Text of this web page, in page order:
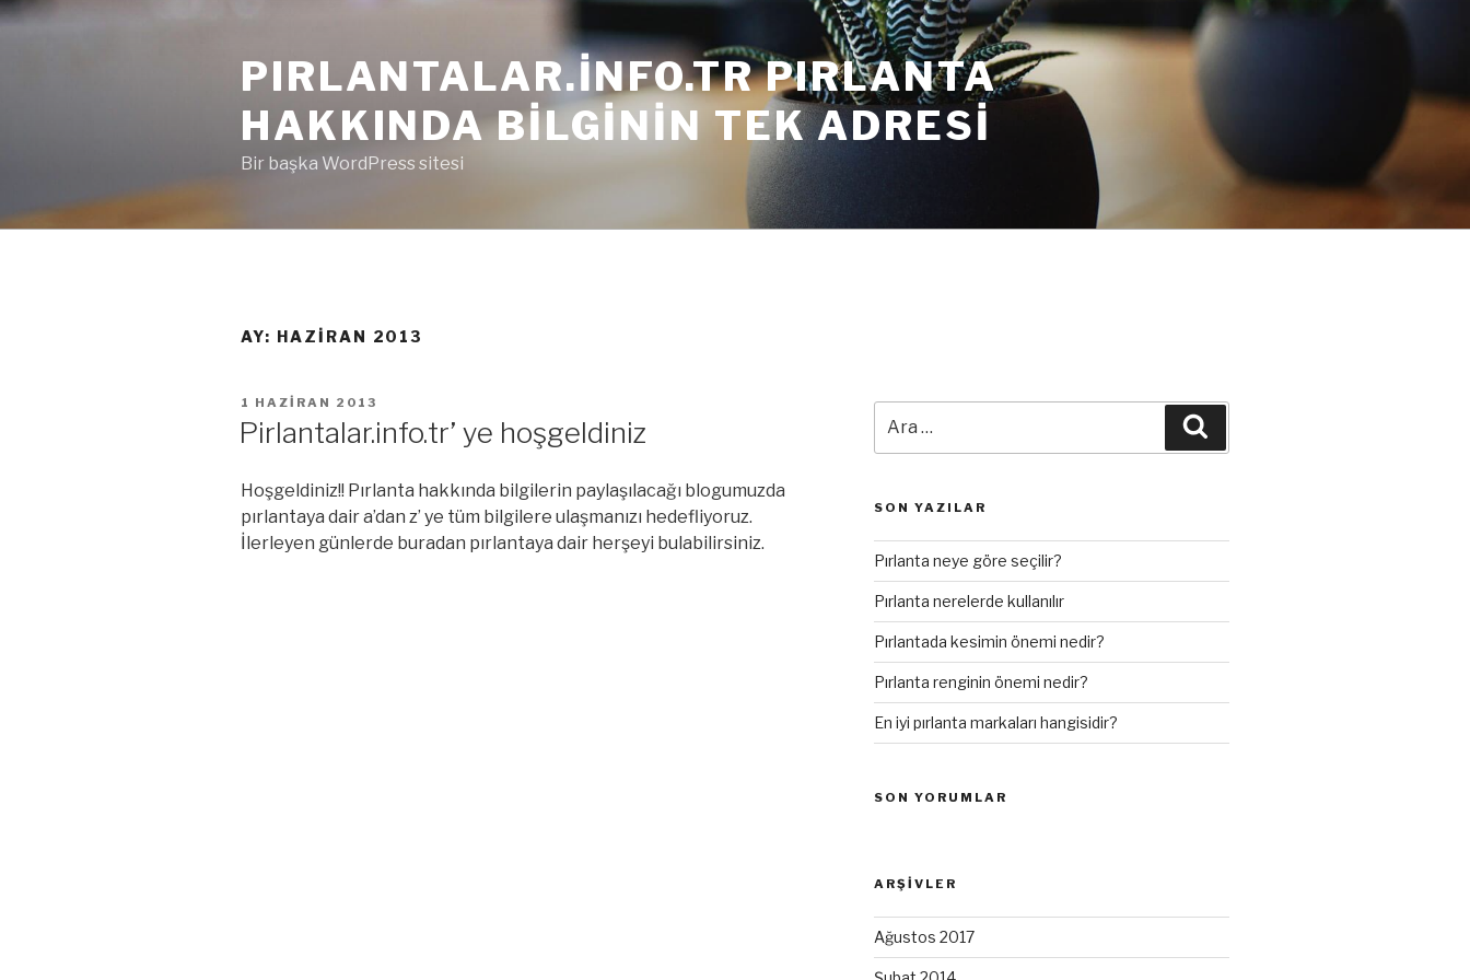
İçeriğe
PIRLANTALAR.INFO.TR PIRLANTA
HAKKINDA BILGININ TEK ADRESI
Bir başka WordPress sitesi
AY: HAZIRAN 2013
YAYIM
1 HAZIRAN 2013
Pirlantalar.info.tr’ ye hoşgeldiniz
Hoşgeldiniz!! Pırlanta hakkında bilgilerin paylaşılacağı blogumuzda
pırlantaya dair a’dan z’ ye tüm bilgilere ulaşmanızı hedefliyoruz.
İlerleyen günlerde buradan pırlantaya dair herşeyi bulabilirsiniz.
SON YAZILAR
Pırlanta neye göre seçilir?
Pırlanta nerelerde kullanılır
Pırlantada kesimin önemi nedir?
Pırlanta renginin önemi nedir?
En iyi pırlanta markaları hangisidir?
SON YORUMLAR
ARŞIVLER
Ağustos 2017